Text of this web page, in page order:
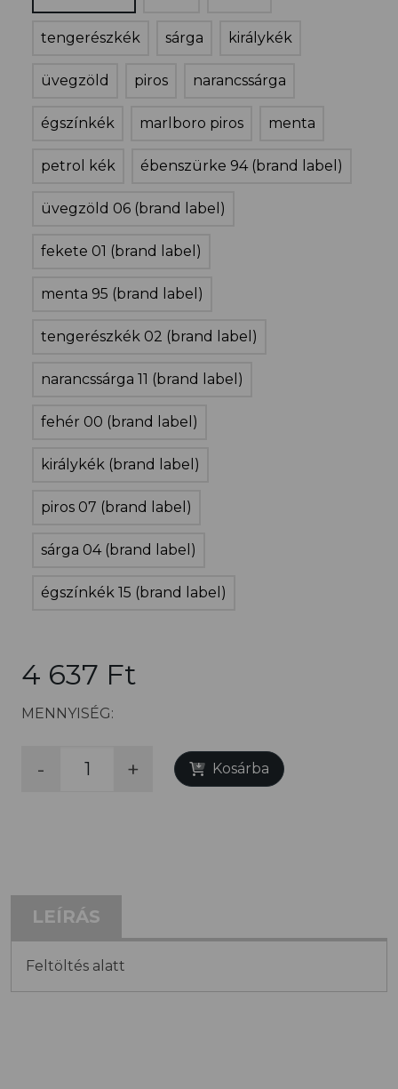
tengerészkék sárga királykék
üvegzöld piros narancssárga
égszínkék marlboro piros menta
petrol kék ébenszürke 94 (brand label)
üvegzöld 06 (brand label)
fekete 01 (brand label)
menta 95 (brand label)
tengerészkék 02 (brand label)
narancssárga 11 (brand label)
fehér 00 (brand label)
királykék (brand label)
piros 07 (brand label)
sárga 04 (brand label)
égszínkék 15 (brand label)
4 637 Ft
MENNYISÉG:
- + Kosárba
LEÍRÁS
Feltöltés alatt